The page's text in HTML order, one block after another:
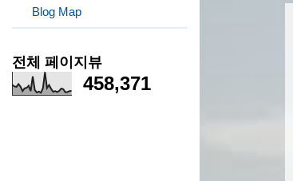
Blog Map
전체 페이지뷰
458,371